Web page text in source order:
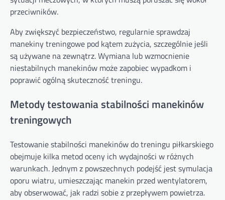
przeciwników.
Aby zwiększyć bezpieczeństwo, regularnie sprawdzaj
manekiny treningowe pod kątem zużycia, szczególnie jeśli
są używane na zewnątrz. Wymiana lub wzmocnienie
niestabilnych manekinów może zapobiec wypadkom i
poprawić ogólną skuteczność treningu.
Metody testowania stabilności manekinów
treningowych
Testowanie stabilności manekinów do treningu piłkarskiego
obejmuje kilka metod oceny ich wydajności w różnych
warunkach. Jednym z powszechnych podejść jest symulacja
oporu wiatru, umieszczając manekin przed wentylatorem,
aby obserwować, jak radzi sobie z przepływem powietrza.